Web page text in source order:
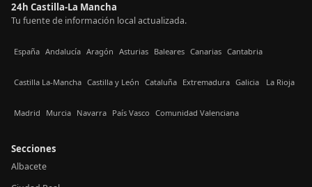
24h Castilla-La Mancha
Tu fuente de información local actualizada.
España Andalucía Aragón Asturias Baleares Canarias Cantabria
Castilla La-Mancha Castilla y León Cataluña Extremadura Galicia La Rioja
Madrid Murcia Navarra País Vasco Comunidad Valenciana
Secciones
Albacete